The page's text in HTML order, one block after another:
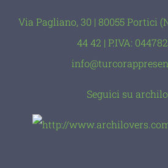
Via Pagliano, 30 | 80055 Portici
44 42 | P.IVA:
Seguici su